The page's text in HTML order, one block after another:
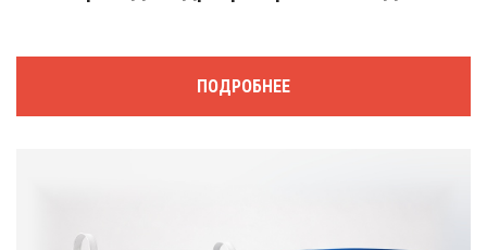
ПОДРОБНЕЕ